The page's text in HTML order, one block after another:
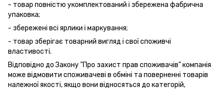
- товар повністю укомплектований і збережена фабрична
упаковка;
- збережені всі ярлики і маркування;
- товар зберігає товарний вигляд і свої споживчі
властивості.
Відповідно до Закону "Про захист прав споживачів" компанія
може відмовити споживачеві в обміні та поверненні товарів
належної якості, якщо вони відносяться до категорій,